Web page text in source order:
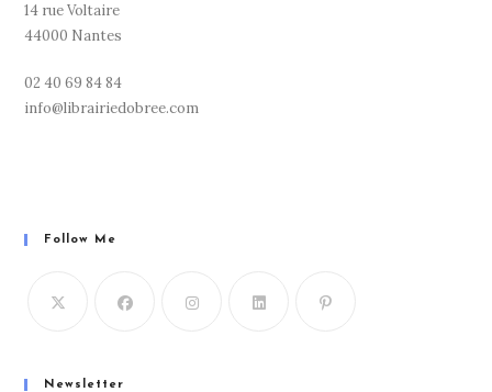
14 rue Voltaire
44000 Nantes
02 40 69 84 84
info@librairiedobree.com
Follow Me
Newsletter